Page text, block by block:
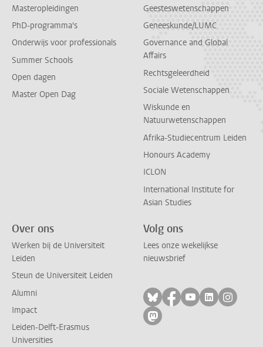
Masteropleidingen
PhD-programma's
Onderwijs voor professionals
Summer Schools
Open dagen
Master Open Dag
Geesteswetenschappen
Geneeskunde/LUMC
Governance and Global
Affairs
Rechtsgeleerdheid
Sociale Wetenschappen
Wiskunde en
Natuurwetenschappen
Afrika-Studiecentrum Leiden
Honours Academy
ICLON
International Institute for
Asian Studies
Over ons
Werken bij de Universiteit
Leiden
Steun de Universiteit Leiden
Alumni
Impact
Leiden-Delft-Erasmus
Universities
Volg ons
Lees onze wekelijkse
nieuwsbrief
Volg ons op bluesky
Volg ons op
Volg ons op
Volg ons
Volg
Volg ons op mastodon